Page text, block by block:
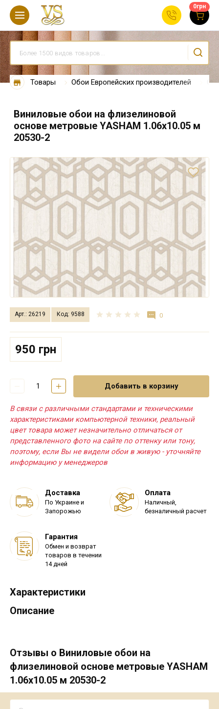
0грн
Товары Обои Европейских производителей
Виниловые обои на флизелиновой
основе метровые YASHAM 1.06х10.05 м
20530-2
Арт.: 26219 Код: 9588 0
950 грн
Добавить в корзину
В связи с различными стандартами и техническими
характеристиками компьютерной техники, реальный
цвет товара может незначительно отличаться от
представленного фото на сайте по оттенку или тону,
поэтому, если Вы не видели обои в живую - уточняйте
информацию у менеджеров
Доставка
По Украине и
Запорожью
Оплата
Наличный,
безналичный расчет
Гарантия
Обмен и возврат
товаров в течении
14 дней
Характеристики
Описание
Отзывы о Виниловые обои на
флизелиновой основе метровые YASHAM
1.06х10.05 м 20530-2